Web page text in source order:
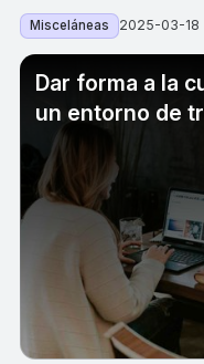
Misceláneas 2025-03-18
Dar forma a la
un entorno de